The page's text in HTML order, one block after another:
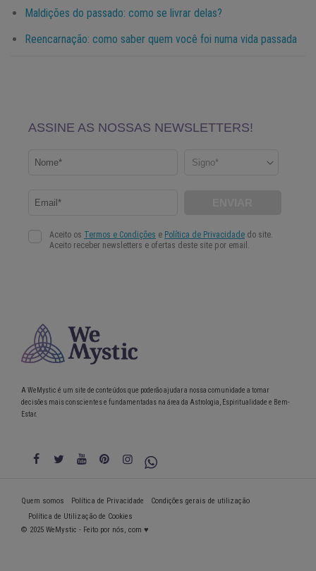
Maldições do passado: como se livrar delas?
Reencarnação: como saber quem você foi numa vida passada
A WeMystic é um site de conteúdos que poderão ajudar a nossa comunidade a tomar
decisões mais conscientes e fundamentadas na área da Astrologia, Espiritualidade e Bem-
Estar.
Quem somos Política de Privacidade
Condições gerais de utilização
Política de Utilização de Cookies
© 2025 WeMystic - Feito por nós, com ♥